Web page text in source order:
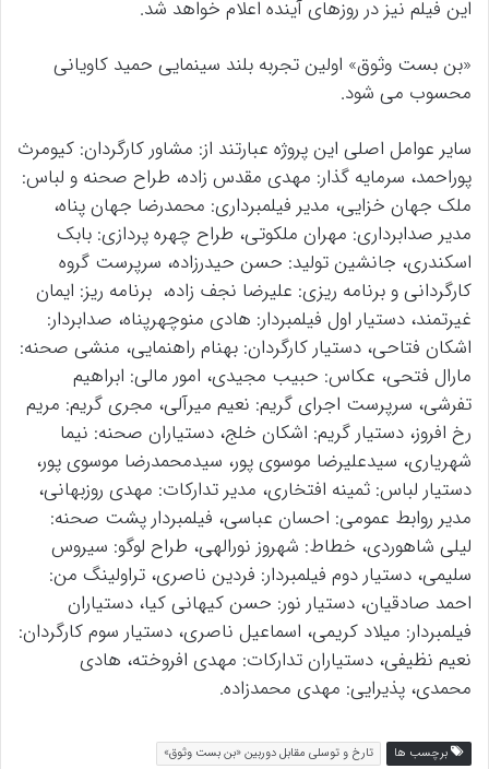
این فیلم نیز در روزهای آینده اعلام خواهد شد.
«بن بست وثوق» اولین تجربه بلند سینمایی حمید کاویانی
محسوب می شود.
سایر عوامل اصلی این پروژه عبارتند از: مشاور کارگردان: کیومرث
پوراحمد، سرمایه گذار: مهدى مقدس زاده، طراح صحنه و لباس:
ملک جهان خزایی، مدیر فیلمبرداری: محمدرضا جهان پناه،
مدیر صدابرداری: مهران ملکوتی، طراح چهره پردازی: بابک
اسکندری، جانشین تولید: حسن حیدرزاده، سرپرست گروه
کارگردانی و برنامه ریزی: علیرضا نجف زاده، برنامه ریز: ایمان
غیرتمند، دستیار اول فیلمبردار: هادی منوچهرپناه، صدابردار:
اشکان فتاحی، دستیار کارگردان: بهنام راهنمایی، منشی صحنه:
مارال فتحی، عکاس: حبیب مجیدی، امور مالی: ابراهیم
تفرشی، سرپرست اجرای گریم: نعیم میرآلی، مجری گریم: مریم
رخ افروز، دستیار گریم: اشکان خلج، دستیاران صحنه: نیما
شهریاری، سیدعلیرضا موسوی پور، سیدمحمدرضا موسوی پور،
دستیار لباس: ثمینه افتخاری، مدیر تدارکات: مهدی روزبهانی،
مدیر روابط عمومی: احسان عباسی، فیلمبردار پشت صحنه:
لیلی شاهوردی، خطاط: شهروز نورالهی، طراح لوگو: سیروس
سلیمی، دستیار دوم فیلمبردار: فردین ناصری، تراولینگ من:
احمد صادقیان، دستیار نور: حسن کیهانی کیا، دستیاران
فیلمبردار: میلاد کریمی، اسماعیل ناصری، دستیار سوم کارگردان:
نعیم نظیفی، دستیاران تدارکات: مهدی افروخته، هادی
محمدی، پذیرایی: مهدی محمدزاده.
برچسب ها تارخ و توسلی مقابل دوربین «بن بست وثوق»